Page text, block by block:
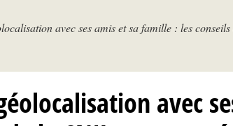
avec ses amis et sa famille : les
avec